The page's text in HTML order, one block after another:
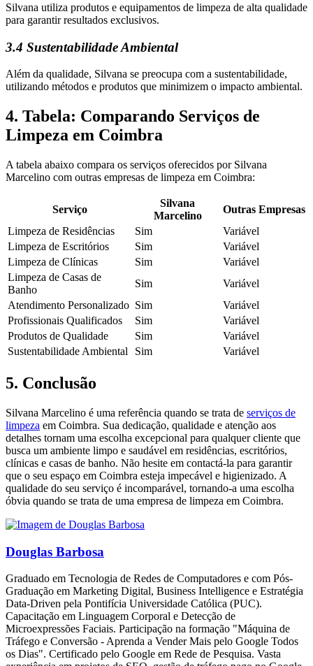
Silvana utiliza produtos e equipamentos de limpeza de alta qualidade
para garantir resultados exclusivos.
3.4 Sustentabilidade Ambiental
Além da qualidade, Silvana se preocupa com a sustentabilidade,
utilizando métodos e produtos que minimizem o impacto ambiental.
4. Tabela: Comparando Serviços de
Limpeza em Coimbra
A tabela abaixo compara os serviços oferecidos por Silvana
Marcelino com outras empresas de limpeza em Coimbra:
Serviço
Silvana
Marcelino
Outras Empresas
Limpeza de Residências
Sim
Variável
Limpeza de Escritórios
Sim
Variável
Limpeza de Clínicas
Sim
Variável
Limpeza de Casas de
Banho
Sim
Variável
Atendimento Personalizado Sim
Variável
Profissionais Qualificados
Sim
Variável
Produtos de Qualidade
Sim
Variável
Sustentabilidade Ambiental
Sim Variável
5. Conclusão
Silvana Marcelino é uma referência quando se trata de serviços de
limpeza em Coimbra. Sua dedicação, qualidade e atenção aos
detalhes tornam uma escolha excepcional para qualquer cliente que
busca um ambiente limpo e saudável em residências, escritórios,
clínicas e casas de banho. Não hesite em contactá-la para garantir
que o seu espaço em Coimbra esteja impecável e higienizado. A
qualidade do seu serviço é incomparável, tornando-a uma escolha
óbvia quando se trata de uma empresa de limpeza em Coimbra.
Douglas Barbosa
Graduado em Tecnologia de Redes de Computadores e com Pós-
Graduação em Marketing Digital, Business Intelligence e Estratégia
Data-Driven pela Pontifícia Universidade Católica (PUC).
Capacitação em Linguagem Corporal e Detecção de
Microexpressões Faciais. Participação na formação "Máquina de
Tráfego e Conversão - Aprenda a Vender Mais pelo Google Todos
os Dias". Certificado pelo Google em Rede de Pesquisa. Vasta